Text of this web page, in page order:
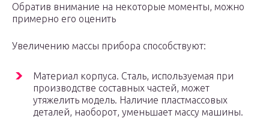
Обратив внимание на некоторые моменты, можно
примерно его оценить
Увеличению массы прибора способствуют:
Материал корпуса. Сталь, используемая при
производстве составных частей, может
утяжелить модель. Наличие пластмассовых
деталей, наоборот, уменьшает массу машины.